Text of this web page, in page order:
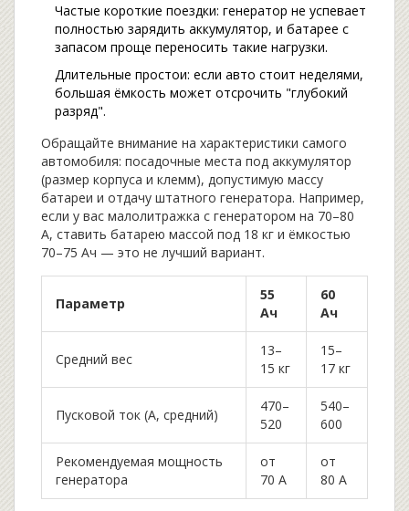
Частые короткие поездки: генератор не успевает
полностью зарядить аккумулятор, и батарее с
запасом проще переносить такие нагрузки.
Длительные простои: если авто стоит неделями,
большая ёмкость может отсрочить "глубокий
разряд".
Обращайте внимание на характеристики самого
автомобиля: посадочные места под аккумулятор
(размер корпуса и клемм), допустимую массу
батареи и отдачу штатного генератора. Например,
если у вас малолитражка с генератором на 70–80
А, ставить батарею массой под 18 кг и ёмкостью
70–75 Ач — это не лучший вариант.
Параметр
55
Ач
60
Ач
Средний вес
13–
15 кг
15–
17 кг
Пусковой ток (A, средний)
470–
520
540–
600
Рекомендуемая мощность
генератора
от
70 А
от
80 А